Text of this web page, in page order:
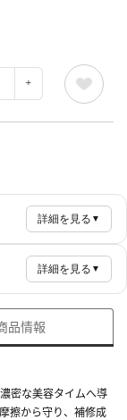
詳細を見る ▼
詳細を見る ▼
品情報
密な美容タイムへ導
擦から守り、補修成